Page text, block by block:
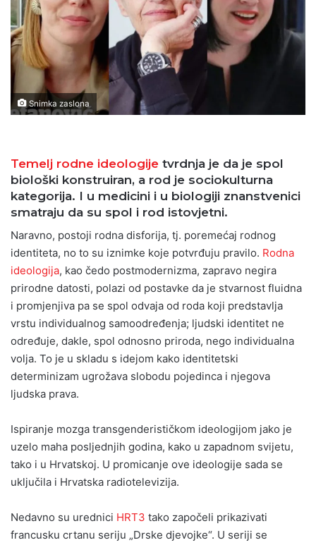
Snimka zaslona
Temelj rodne ideologije tvrdnja je da je spol
biološki konstruiran, a rod je sociokulturna
kategorija. I u medicini i u biologiji znanstvenici
smatraju da su spol i rod istovjetni.
Naravno, postoji rodna disforija, tj. poremećaj rodnog
identiteta, no to su iznimke koje potvrđuju pravilo. Rodna
ideologija, kao čedo postmodernizma, zapravo negira
prirodne datosti, polazi od postavke da je stvarnost fluidna
i promjenjiva pa se spol odvaja od roda koji predstavlja
vrstu individualnog samoodređenja; ljudski identitet ne
određuje, dakle, spol odnosno priroda, nego individualna
volja. To je u skladu s idejom kako identitetski
determinizam ugrožava slobodu pojedinca i njegova
ljudska prava.
Ispiranje mozga transgenderističkom ideologijom jako je
uzelo maha posljednjih godina, kako u zapadnom svijetu,
tako i u Hrvatskoj. U promicanje ove ideologije sada se
uključila i Hrvatska radiotelevizija.
Nedavno su urednici HRT3 tako započeli prikazivati
francusku crtanu seriju „Drske djevojke“. U seriji se